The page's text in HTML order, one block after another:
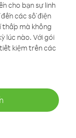
cho bạn sự linh
các số điện
thấp mà không
lúc nào. Với gói
kiệm trên các